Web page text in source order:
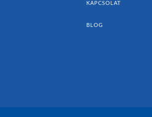
KAPCSOLAT
BLOG